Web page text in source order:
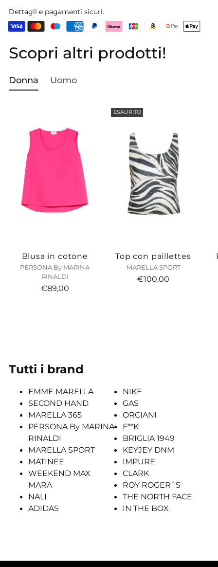
Dettagli e pagamenti sicuri.
Aggiungere
un
al
Scopri altri prodotti!
Donna Uomo
Blusa in cotone
PERSONA By MARINA
RINALDI
€89,00
ESAURITO
Top con paillettes
MARELLA SPORT
€100,00
Tutti i brand
EMME MARELLA
SECOND HAND
MARELLA 365
PERSONA By MARINA
RINALDI
MARELLA SPORT
MATINEE
WEEKEND MAX
MARA
NALI
ADIDAS
NIKE
GAS
ORCIANI
F**K
BRIGLIA 1949
KEYJEY DNM
IMPURE
CLARK
ROY ROGER`S
THE NORTH FACE
IN THE BOX